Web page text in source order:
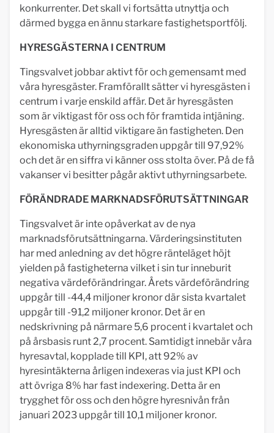
konkurrenter. Det skall vi fortsätta utnyttja och
därmed bygga en ännu starkare fastighetsportfölj.
HYRESGÄSTERNA I CENTRUM
Tingsvalvet jobbar aktivt för och gemensamt med
våra hyresgäster. Framförallt sätter vi hyresgästen i
centrum i varje enskild affär. Det är hyresgästen
som är viktigast för oss och för framtida intjäning.
Hyresgästen är alltid viktigare än fastigheten. Den
ekonomiska uthyrningsgraden uppgår till 97,92%
och det är en siffra vi känner oss stolta över. På de få
vakanser vi besitter pågår aktivt uthyrningsarbete.
FÖRÄNDRADE MARKNADSFÖRUTSÄTTNINGAR
Tingsvalvet är inte opåverkat av de nya
marknadsförutsättningarna. Värderingsinstituten
har med anledning av det högre ränteläget höjt
yielden på fastigheterna vilket i sin tur inneburit
negativa värdeförändringar. Årets värdeförändring
uppgår till -44,4 miljoner kronor där sista kvartalet
uppgår till -91,2 miljoner kronor. Det är en
nedskrivning på närmare 5,6 procent i kvartalet och
på årsbasis runt 2,7 procent. Samtidigt innebär våra
hyresavtal, kopplade till KPI, att 92% av
hyresintäkterna årligen indexeras via just KPI och
att övriga 8% har fast indexering. Detta är en
trygghet för oss och den högre hyresnivån från
januari 2023 uppgår till 10,1 miljoner kronor.